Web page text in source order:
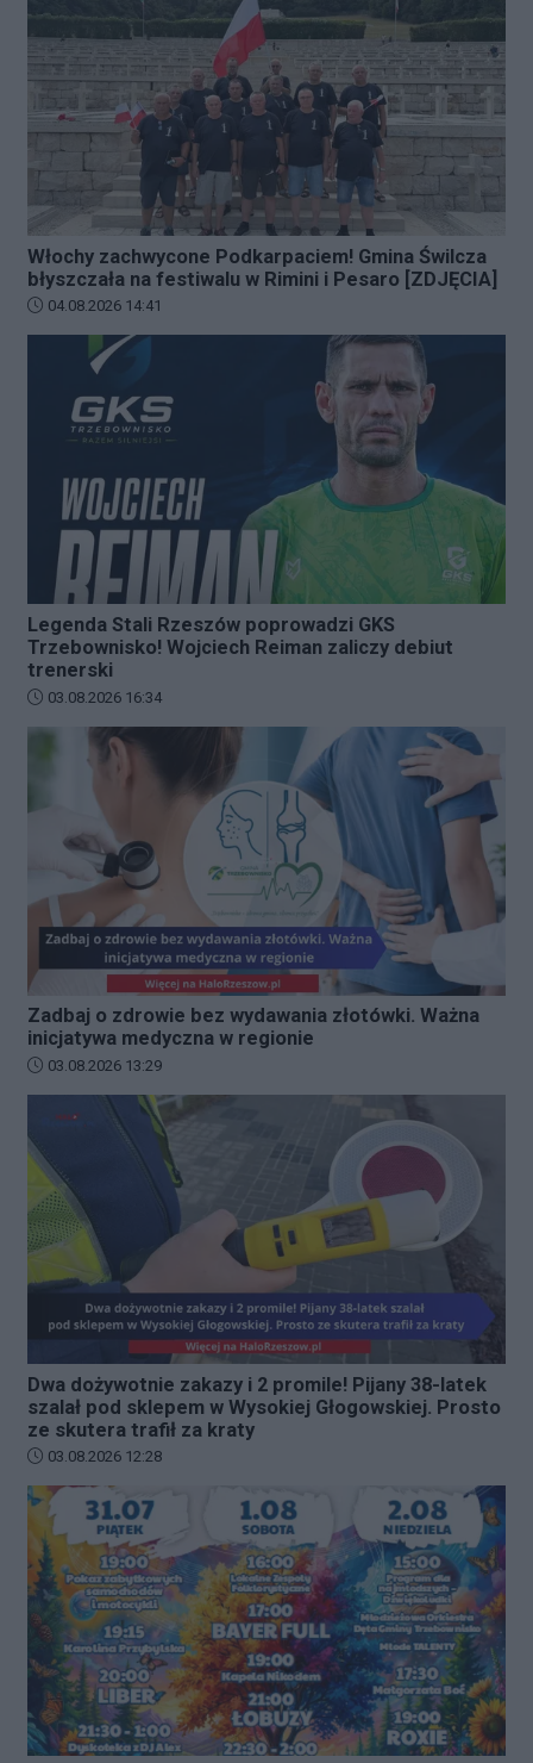
Włochy zachwycone Podkarpaciem! Gmina Świlcza
błyszczała na festiwalu w Rimini i Pesaro [ZDJĘCIA]
Data dodania artykułu:
04.08.2026 14:41
Legenda Stali Rzeszów poprowadzi GKS
Trzebownisko! Wojciech Reiman zaliczy debiut
trenerski
Data dodania artykułu:
03.08.2026 16:34
Zadbaj o zdrowie bez wydawania złotówki. Ważna
inicjatywa medyczna w regionie
Data dodania artykułu:
03.08.2026 13:29
Dwa dożywotnie zakazy i 2 promile! Pijany 38-latek
szalał pod sklepem w Wysokiej Głogowskiej. Prosto
ze skutera trafił za kraty
Data dodania artykułu:
03.08.2026 12:28